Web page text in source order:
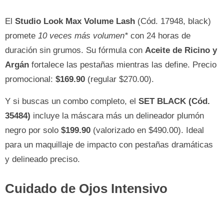
El Studio Look Max Volume Lash (Cód. 17948, black)
promete 10 veces más volumen* con 24 horas de
duración sin grumos. Su fórmula con Aceite de Ricino y
Argán fortalece las pestañas mientras las define. Precio
promocional: $169.90 (regular $270.00).
Y si buscas un combo completo, el SET BLACK (Cód.
35484) incluye la máscara más un delineador plumón
negro por solo $199.90 (valorizado en $490.00). Ideal
para un maquillaje de impacto con pestañas dramáticas
y delineado preciso.
Cuidado de Ojos Intensivo